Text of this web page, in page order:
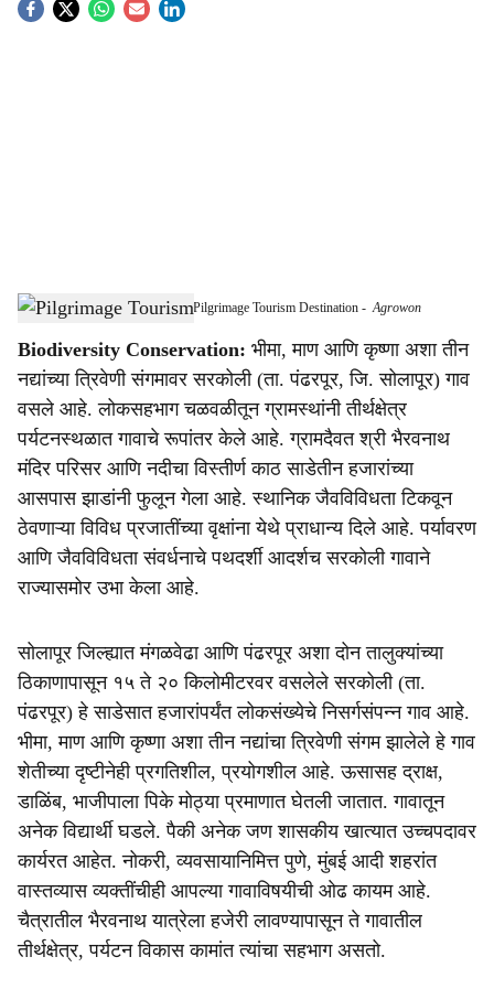
S
a
r
e
Sarkoli Emerges as Eco-Friendly Pilgrimage Tourism Destination -Agrowon
Biodiversity Conservation: भीमा, माण आणि कृष्णा अशा तीन
नद्यांच्या त्रिवेणी संगमावर सरकोली (ता. पंढरपूर, जि. सोलापूर) गाव
वसले आहे. लोकसहभाग चळवळीतून ग्रामस्थांनी तीर्थक्षेत्र
पर्यटनस्थळात गावाचे रूपांतर केले आहे. ग्रामदैवत श्री भैरवनाथ
मंदिर परिसर आणि नदीचा विस्तीर्ण काठ साडेतीन हजारांच्या
आसपास झाडांनी फुलून गेला आहे. स्थानिक जैवविविधता टिकवून
ठेवणाऱ्या विविध प्रजातींच्या वृक्षांना येथे प्राधान्य दिले आहे. पर्यावरण
आणि जैवविविधता संवर्धनाचे पथदर्शी आदर्शच सरकोली गावाने
राज्यासमोर उभा केला आहे.
सोलापूर जिल्ह्यात मंगळवेढा आणि पंढरपूर अशा दोन तालुक्यांच्या
ठिकाणापासून १५ ते २० किलोमीटरवर वसलेले सरकोली (ता.
पंढरपूर) हे साडेसात हजारांपर्यंत लोकसंख्येचे निसर्गसंपन्न गाव आहे.
भीमा, माण आणि कृष्णा अशा तीन नद्यांचा त्रिवेणी संगम झालेले हे गाव
शेतीच्या दृष्टीनेही प्रगतिशील, प्रयोगशील आहे. ऊसासह द्राक्ष,
डाळिंब, भाजीपाला पिके मोठ्या प्रमाणात घेतली जातात. गावातून
अनेक विद्यार्थी घडले. पैकी अनेक जण शासकीय खात्यात उच्चपदावर
कार्यरत आहेत. नोकरी, व्यवसायानिमित्त पुणे, मुंबई आदी शहरांत
वास्तव्यास व्यक्तींचीही आपल्या गावाविषयीची ओढ कायम आहे.
चैत्रातील भैरवनाथ यात्रेला हजेरी लावण्यापासून ते गावातील
तीर्थक्षेत्र, पर्यटन विकास कामांत त्यांचा सहभाग असतो.